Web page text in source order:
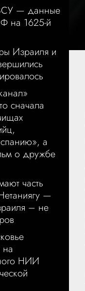
— данные
на 1625-й
Израиля и
сначала
а
о дружбе
часть
—
– не
НИИ